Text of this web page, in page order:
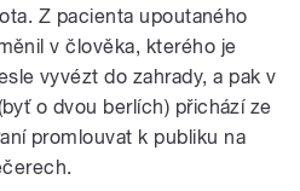
Z pacienta upoutaného
v člověka, kterého je
vyvézt do zahrady, a pak v
o dvou berlích) přichází ze
promlouvat k publiku na